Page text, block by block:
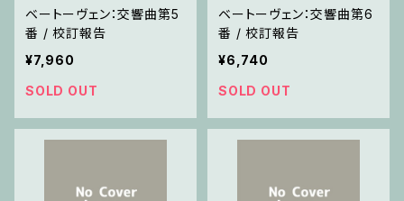
ベートーヴェン：交響曲第5
番 / 校訂報告
¥7,960
SOLD OUT
ベートーヴェン：交響曲第6
番 / 校訂報告
¥6,740
SOLD OUT